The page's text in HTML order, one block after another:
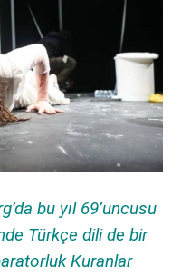
bu yıl 69’uncusu
Türkçe dili de bir
Kuranlar